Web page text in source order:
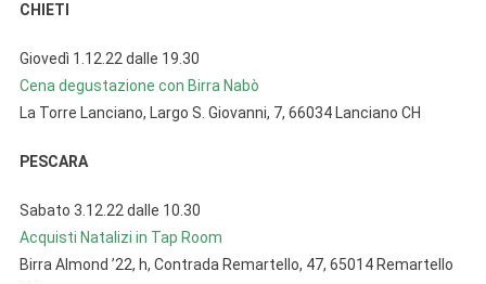
CHIETI
Giovedì 1.12.22 dalle 19.30
Cena degustazione con Birra Nabò
La Torre Lanciano, Largo S. Giovanni, 7, 66034 Lanciano CH
PESCARA
Sabato 3.12.22 dalle 10.30
Acquisti Natalizi in Tap Room
Birra Almond ’22, h, Contrada Remartello, 47, 65014 Remartello